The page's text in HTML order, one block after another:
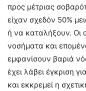
προς μέτριας
είχαν σχεδόν 50%
ή να καταλήξουν. Οι
νοσήματα και
εμφανίσουν βαριά
έχει λάβει έγκριση
και εκκρεμεί η